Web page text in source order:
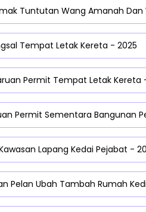
Tuntutan Wang Amanah
Tempat Letak Kereta - 2025
Permit Tempat Letak Kereta
Permit Sementara Bangunan
Lapang Kedai Pejabat -
Pelan Ubah Tambah Rumah